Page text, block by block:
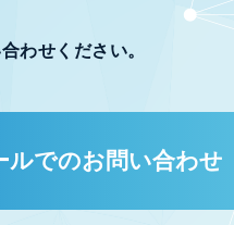
わせください。
ルでのお問い合わせ